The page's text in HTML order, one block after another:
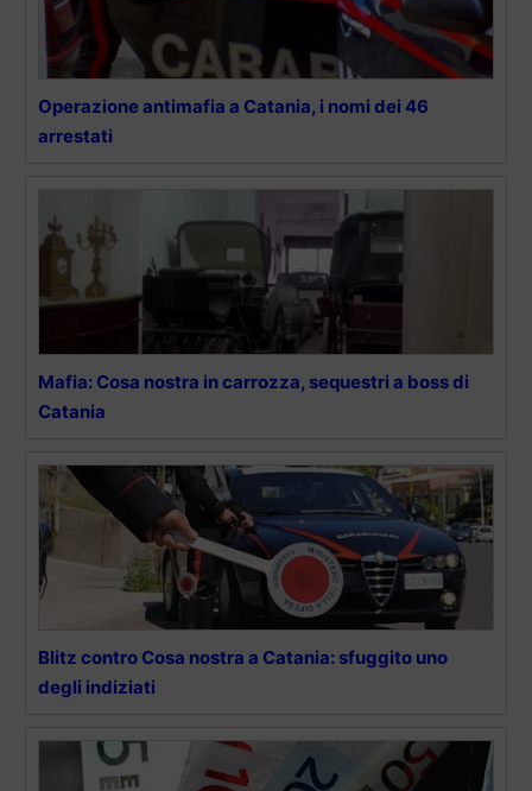
Operazione antimafia a Catania, i nomi dei 46
arrestati
Mafia: Cosa nostra in carrozza, sequestri a boss di
Catania
Blitz contro Cosa nostra a Catania: sfuggito uno
degli indiziati